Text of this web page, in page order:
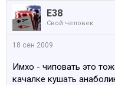
E38
Свой человек
18 сен 2009
Имхо - чиповать это
качалке кушать